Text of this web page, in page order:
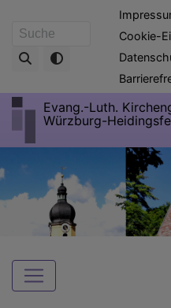
zum
Suche
Cookie-
Evang.-Luth.
Würzburg-